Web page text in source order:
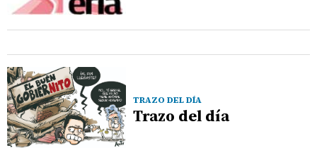
TRAZO DEL DÍA
Trazo del día